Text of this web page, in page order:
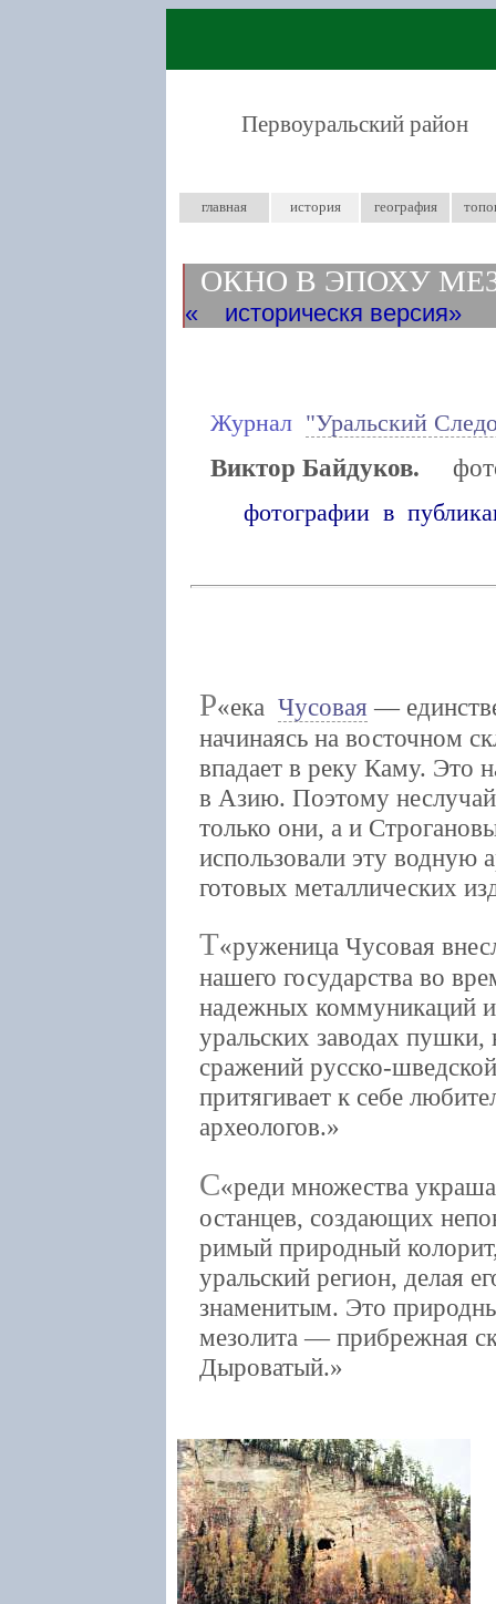
Первоуральский район
главная история география
ОКНО В ЭПОХУ
историческя версия
Журнал "Уральский
Виктор Байдуков.
фотографии в
Р ека Чусовая —
начинаясь на восточном
впадает в реку Каму. Это
в Азию. Поэтому
только они, а и
использовали эту водную
готовых металлических
Т руженица Чусовая
нашего государства во
надежных коммуникаций
уральских заводах
сражений русско-
притягивает к себе
археологов.
С реди множества
останцев, создающих
римый природный
уральский регион, делая
знаменитым. Это
мезолита — прибрежная
Дыроватый.